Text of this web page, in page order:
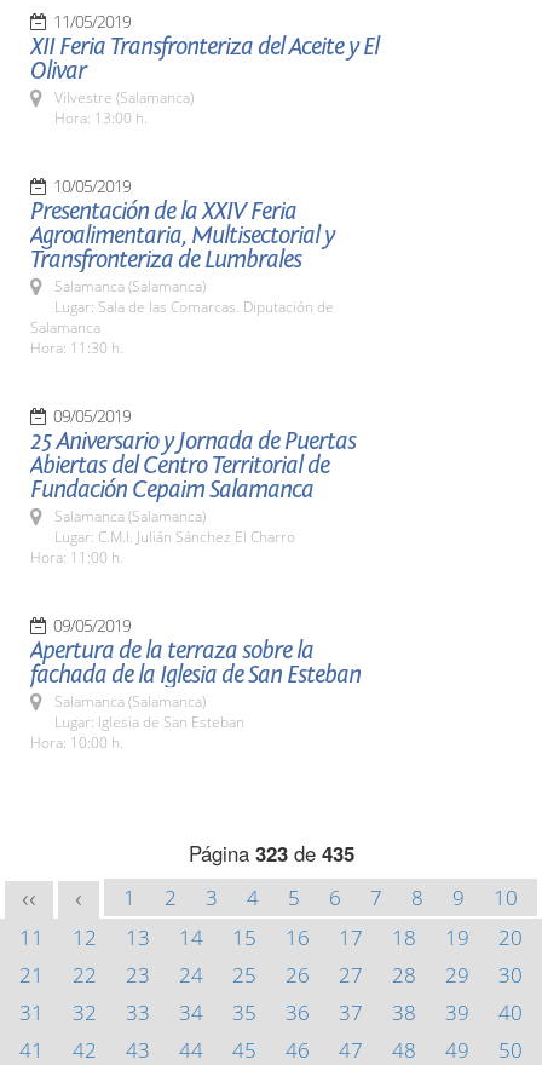
11/05/2019
XII Feria Transfronteriza del Aceite y El
Olivar
Vilvestre (Salamanca)
Hora: 13:00 h.
10/05/2019
Presentación de la XXIV Feria
Agroalimentaria, Multisectorial y
Transfronteriza de Lumbrales
Salamanca (Salamanca)
Lugar: Sala de las Comarcas. Diputación de
Salamanca
Hora: 11:30 h.
09/05/2019
25 Aniversario y Jornada de Puertas
Abiertas del Centro Territorial de
Fundación Cepaim Salamanca
Salamanca (Salamanca)
Lugar: C.M.I. Julián Sánchez El Charro
Hora: 11:00 h.
09/05/2019
Apertura de la terraza sobre la
fachada de la Iglesia de San Esteban
Salamanca (Salamanca)
Lugar: Iglesia de San Esteban
Hora: 10:00 h.
Página 323de 435
<< < 1 2 3 4 5 6 7 8 9
10
11
12 13 14 15 16 17 18 19
20
21
22 23 24 25 26 27 28 29
30
31
32 33 34 35 36 37 38 39
40
41
42 43 44 45 46 47 48 49
50